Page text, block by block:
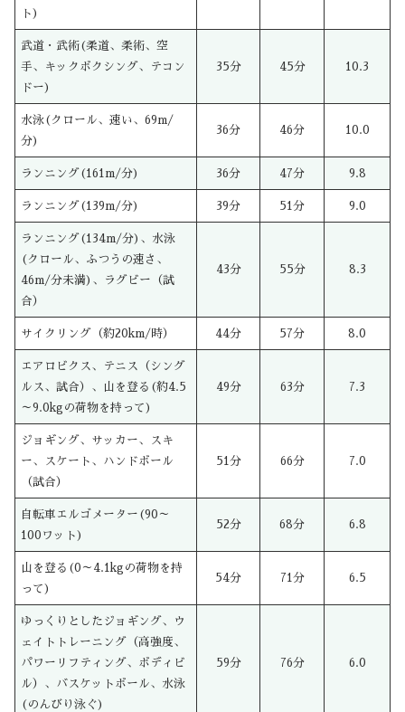
ト)
武道・武術(柔道、柔術、空
手、キックボクシング、テコン
ドー)
35分 45分 10.3
水泳(クロール、速い、69m/
分)
36分 46分 10.0
ランニング(161m/分) 36分 47分 9.8
ランニング(139m/分) 39分 51分 9.0
ランニング(134m/分)、水泳
(クロール、ふつうの速さ、
46m/分未満)、ラグビー（試
合）
43分 55分 8.3
サイクリング（約20km/時） 44分 57分 8.0
エアロビクス、テニス（シング
ルス、試合）、山を登る(約4.5
～9.0kgの荷物を持って)
49分 63分 7.3
ジョギング、サッカー、スキ
ー、スケート、ハンドボール
（試合）
51分 66分 7.0
自転車エルゴメーター(90～
100ワット)
52分 68分 6.8
山を登る(0～4.1kgの荷物を持
って)
54分 71分 6.5
ゆっくりとしたジョギング、ウ
ェイトトレーニング（高強度、
パワーリフティング、ボディビ
ル）、バスケットボール、水泳
(のんびり泳ぐ)
59分 76分 6.0